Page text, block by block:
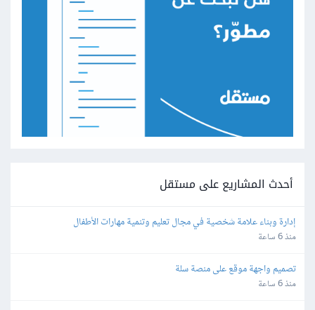
أحدث المشاريع على مستقل
إدارة وبناء علامة شخصية في مجال تعليم وتنمية مهارات الأطفال
منذ 6 ساعة
تصميم واجهة موقع على منصة سلة
منذ 6 ساعة